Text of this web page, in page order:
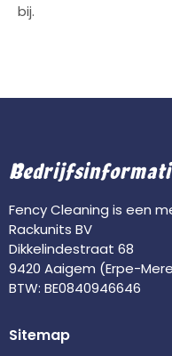
bij.
Fency Cleaning is een
Rackunits BV
Dikkelindestraat 68
9420 Aaigem (Erpe-
BTW: BE0840946646
Sitemap